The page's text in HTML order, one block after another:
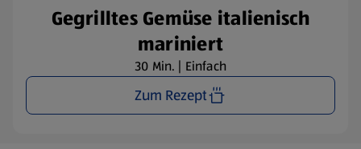
Gegrilltes Gemüse italienisch
mariniert
30 Min. | Einfach
Zum Rezept